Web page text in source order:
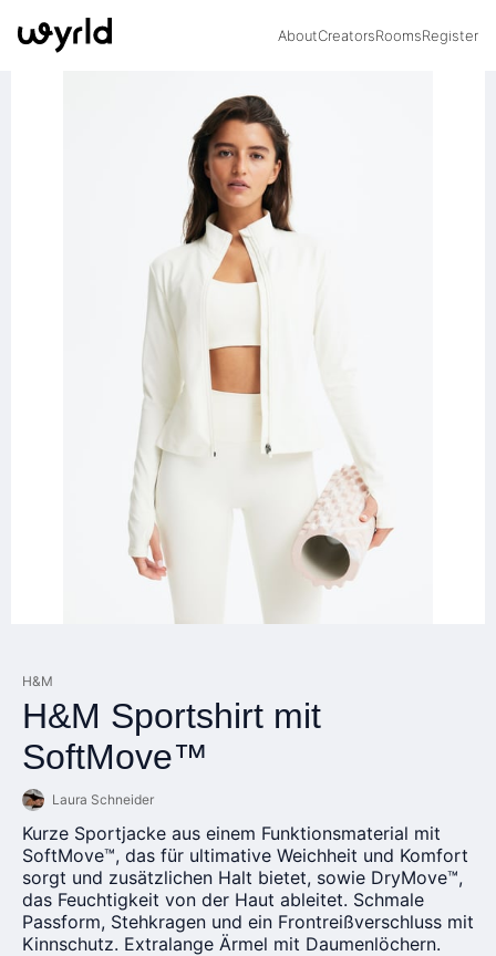
AboutCreatorsRoomsRegister
H&M
H&M Sportshirt mit
SoftMove™
Laura Schneider
Kurze Sportjacke aus einem Funktionsmaterial mit
SoftMove™, das für ultimative Weichheit und Komfort
sorgt und zusätzlichen Halt bietet, sowie DryMove™,
das Feuchtigkeit von der Haut ableitet. Schmale
Passform, Stehkragen und ein Frontreißverschluss mit
Kinnschutz. Extralange Ärmel mit Daumenlöchern.